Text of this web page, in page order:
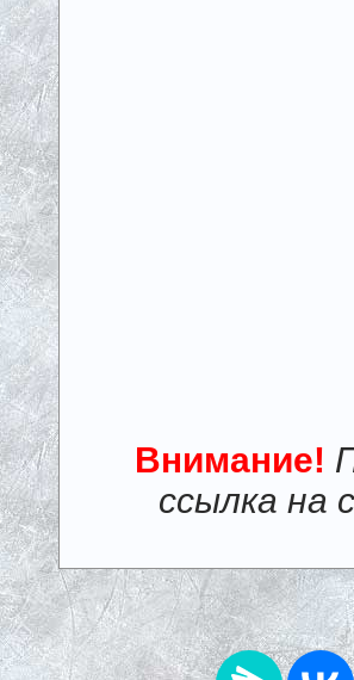
Внимание!
ссылка на